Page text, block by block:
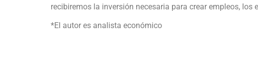
recibiremos la inversión necesaria para crear empleos, los
*El autor es analista económico